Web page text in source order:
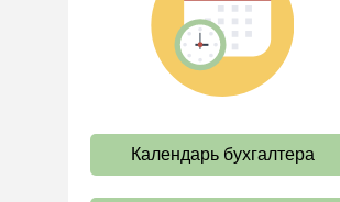
труда
Отпуск и время отдыха
Оплата труда
Ответственность и
взыскания
Календарь бухгалтера